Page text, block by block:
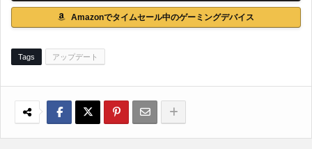
Amazonでタイムセール中のゲーミングデバイス
Tags アップデート